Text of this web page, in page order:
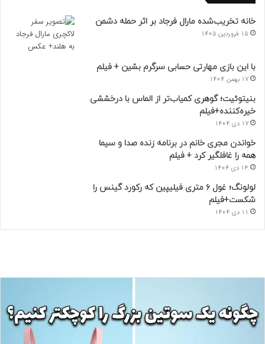
خانه تخریب‌شده مارال فرجاد بر اثر حمله دشمن
15 فروردین 1405
با این بازی مهارتی حسابی سرگرم بشین + فیلم
17 بهمن 1404
بنیتوئیت؛ گوهری کمیاب‌تر از الماس با درخششی
خیره‌کننده+فیلم
17 دی 1404
خواندن مجری خانم در برنامه زنده صدا و سیما
همه را غافلگیر کرد + فیلم
14 دی 1404
لولونگ؛ غول ۶ متری فیلیپین که رکورد گینس را
شکست+فیلم
11 دی 1404